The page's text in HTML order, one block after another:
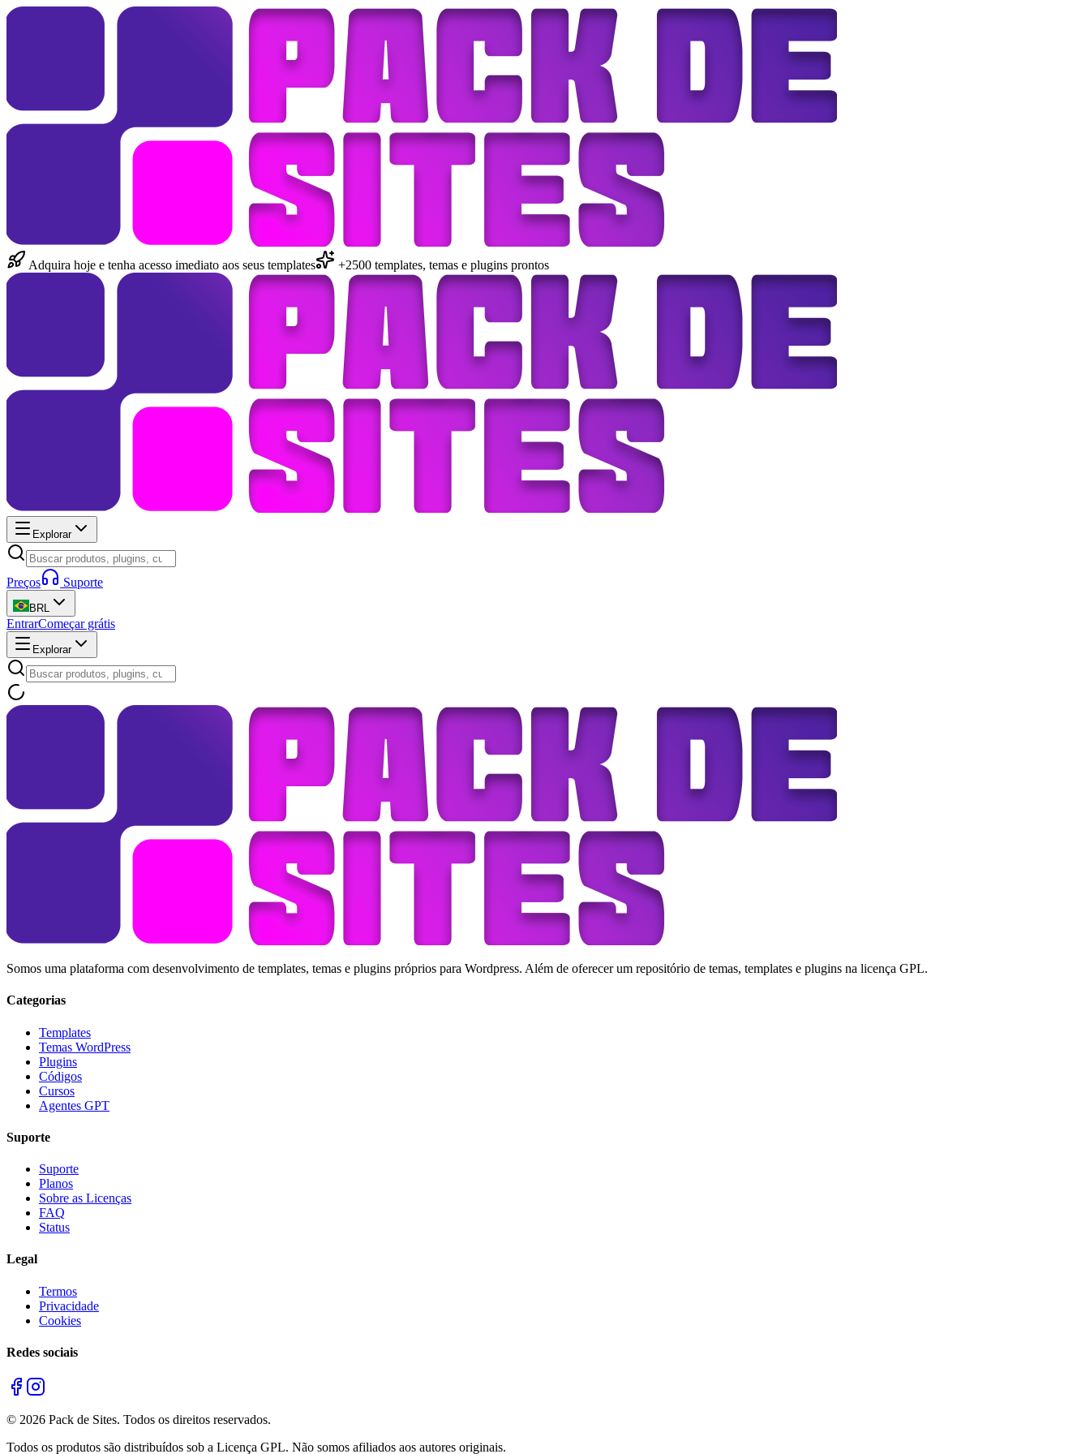
Adquira hoje e tenha acesso imediato aos seus templates +2500 templates, temas e plugins prontos
Explorar
Preços Suporte
BRL
EntrarComeçar grátis
Explorar
Somos uma plataforma com desenvolvimento de templates, temas e plugins próprios para Wordpress. Além de oferecer um repositório de temas, templates e plugins na licença GPL.
Categorias
Templates
Temas WordPress
Plugins
Códigos
Cursos
Agentes GPT
Suporte
Suporte
Planos
Sobre as Licenças
FAQ
Status
Legal
Termos
Privacidade
Cookies
Redes sociais
© 2026 Pack de Sites. Todos os direitos reservados.
Todos os produtos são distribuídos sob a Licença GPL. Não somos afiliados aos autores originais.